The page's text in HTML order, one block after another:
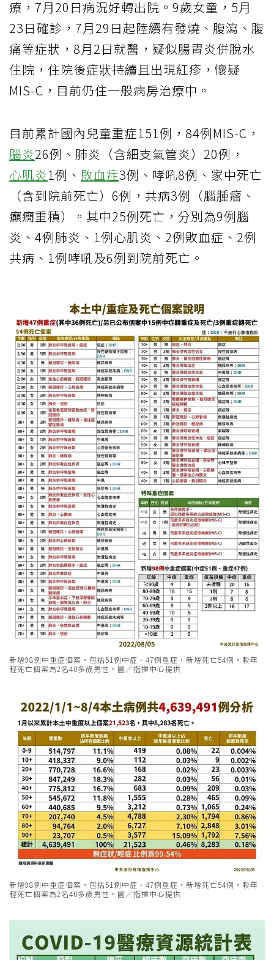
療，7月20日病況好轉出院。9歲女童，5月
23日確診，7月29日起陸續有發燒、腹瀉、腹
痛等症狀，8月2日就醫，疑似腸胃炎併脫水
住院，住院後症狀持續且出現紅疹，懷疑
MIS-C，目前仍住一般病房治療中。
目前累計國內兒童重症151例，84例MIS-C，
腦炎26例、肺炎（含細支氣管炎）20例，
心肌炎1例、 敗血症3例、哮吼8例、家中死亡
（含到院前死亡）6例，共病3例（腦腫瘤、
癲癇重積）。其中25例死亡，分別為9例腦
炎、4例肺炎、1例心肌炎、2例敗血症、2例
共病、1例哮吼及6例到院前死亡。
新增98例中重症個案，包括51例中症、47例重症，新增死亡54例。較年
輕死亡個案為2名40多歲男性。圖／指揮中心提供
新增98例中重症個案，包括51例中症、47例重症，新增死亡54例。較年
輕死亡個案為2名40多歲男性。圖／指揮中心提供